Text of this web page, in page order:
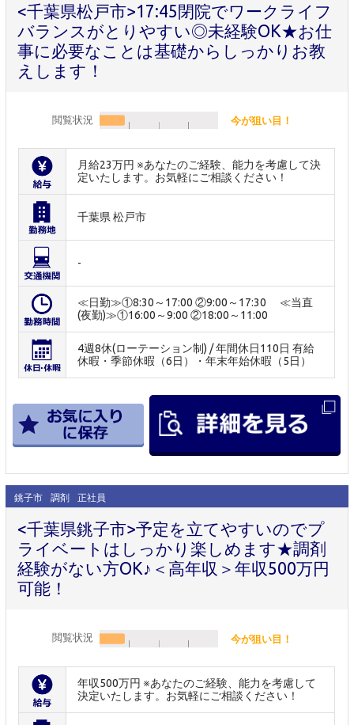
<千葉県松戸市>17:45閉院でワークライフ
バランスがとりやすい◎未経験OK★お仕
事に必要なことは基礎からしっかりお教
えします！
閲覧状況 今が狙い目！
月給23万円 ※あなたのご経験、能力を考慮して決
定いたします。お気軽にご相談ください！
千葉県 松戸市
-
≪日勤≫①8:30～17:00 ②9:00～17:30 ≪当直
(夜勤)≫①16:00～9:00 ②18:00～11:00
4週8休(ローテーション制) / 年間休日110日 有給
休暇・季節休暇（6日）・年末年始休暇（5日）
銚子市 調剤 正社員
<千葉県銚子市>予定を立てやすいのでプ
ライベートはしっかり楽しめます★調剤
経験がない方OK♪＜高年収＞年収500万円
可能！
閲覧状況 今が狙い目！
年収500万円 ※あなたのご経験、能力を考慮して
決定いたします。お気軽にご相談ください！